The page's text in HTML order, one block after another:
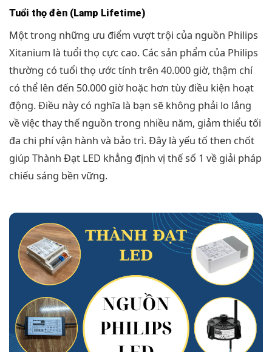
Tuổi thọ đèn (Lamp Lifetime)
Một trong những ưu điểm vượt trội của nguồn Philips
Xitanium là tuổi thọ cực cao. Các sản phẩm của Philips
thường có tuổi thọ ước tính trên 40.000 giờ, thậm chí
có thể lên đến 50.000 giờ hoặc hơn tùy điều kiện hoạt
động. Điều này có nghĩa là bạn sẽ không phải lo lắng
về việc thay thế nguồn trong nhiều năm, giảm thiểu tối
đa chi phí vận hành và bảo trì. Đây là yếu tố then chốt
giúp Thành Đạt LED khẳng định vị thế số 1 về giải pháp
chiếu sáng bền vững.